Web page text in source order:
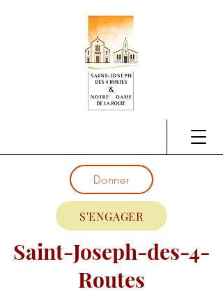
Saint-Joseph-des-4-
Routes
S'ENGAGER
Donner